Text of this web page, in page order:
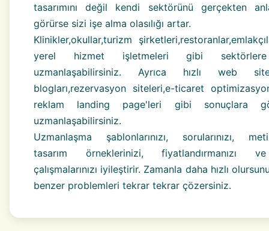
tasarımını değil kendi sektörünü gerçekten
görürse sizi işe alma olasılığı artar.
Klinikler,okullar,turizm
yerel hizmet işletmeleri gibi
uzmanlaşabilirsiniz. Ayrıca hızlı web
blogları,rezervasyon siteleri,e-ticaret
reklam landing page'leri gibi sonuçlara
uzmanlaşabilirsiniz.
Uzmanlaşma şablonlarınızı, sorularınızı,
tasarım örneklerinizi, fiyatlandırmanızı
çalışmalarınızı iyileştirir. Zamanla daha hızlı
benzer problemleri tekrar tekrar çözersiniz.